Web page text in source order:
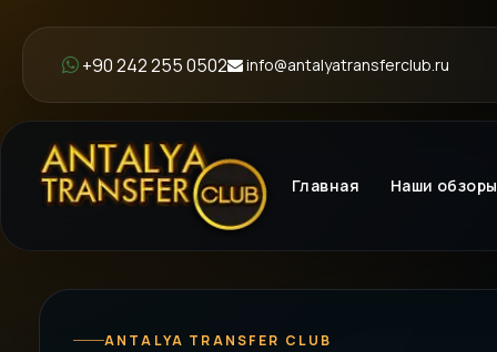
+90 242 255 0502 info@antalyatransferclub.ru
Главная Наши обзоры
ANTALYA TRANSFER CLUB